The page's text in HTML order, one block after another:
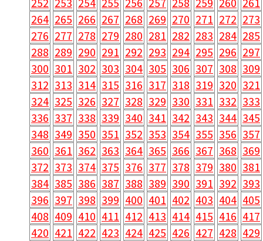
264 265 266 267 268 269 270 271 272 273
276 277 278 279 280 281 282 283 284 285
288 289 290 291 292 293 294 295 296 297
300 301 302 303 304 305 306 307 308 309
312 313 314 315 316 317 318 319 320 321
324 325 326 327 328 329 330 331 332 333
336 337 338 339 340 341 342 343 344 345
348 349 350 351 352 353 354 355 356 357
360 361 362 363 364 365 366 367 368 369
372 373 374 375 376 377 378 379 380 381
384 385 386 387 388 389 390 391 392 393
396 397 398 399 400 401 402 403 404 405
408 409 410 411 412 413 414 415 416 417
420 421 422 423 424 425 426 427 428 429